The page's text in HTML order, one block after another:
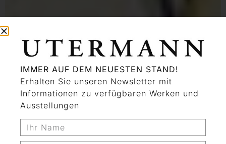
IMMER AUF DEM NEUESTEN STAND!
Erhalten Sie unseren Newsletter mit
Informationen zu verfügbaren Werken und
Ausstellungen